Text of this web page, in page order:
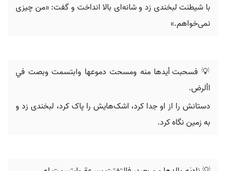
با شیطنت لبخندی زد و شانه‌ای بالا انداخت و گفت: «من چیزی
نمی‌خواهم.»
‫األرض‪.
دستانش را از او جدا کرد، اشک‌هایش را پاک کرد، لبخندی زد و
به زمین نگاه کرد.